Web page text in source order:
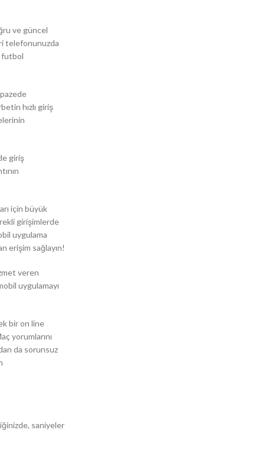
ve güncel
telefonunuzda
futbol
hızlı giriş
giriş
için büyük
girişimlerde
uygulama
erişim sağlayın!
veren
uygulamayı
bir on line
yorumlarını
da sorunsuz
saniyeler